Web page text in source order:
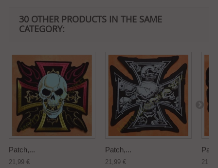
30 OTHER PRODUCTS IN THE SAME
CATEGORY:
Patch,...
21,99 €
Patch,...
21,99 €